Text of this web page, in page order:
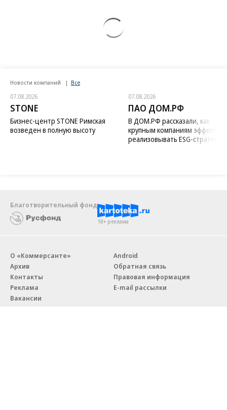
Новости компаний Все
07.08.2026
STONE
Бизнес-центр STONE Римская
возведен в полную высоту
07.08.2026
ПАО ДОМ.РФ
В ДОМ.РФ рассказали, как
крупным компаниям
реализовывать ESG-стратегию
Благотворительный фонд
18+ реклама
О «Коммерсанте»
Архив
Контакты
Реклама
Вакансии
Android
Обратная связь
Правовая информация
E-mail рассылки